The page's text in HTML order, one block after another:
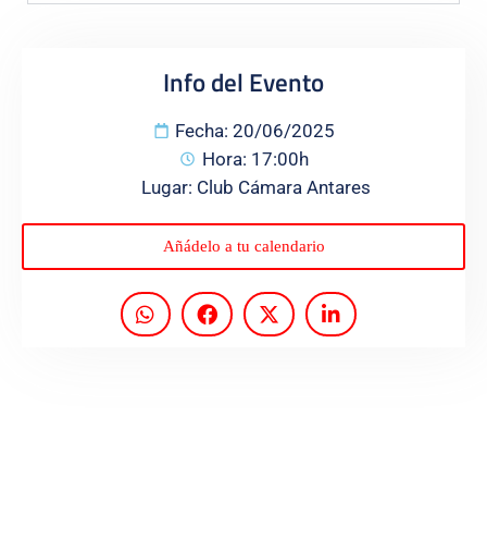
Info del Evento
Fecha: 20/06/2025
Hora: 17:00h
Lugar: Club Cámara Antares
Añádelo a tu calendario